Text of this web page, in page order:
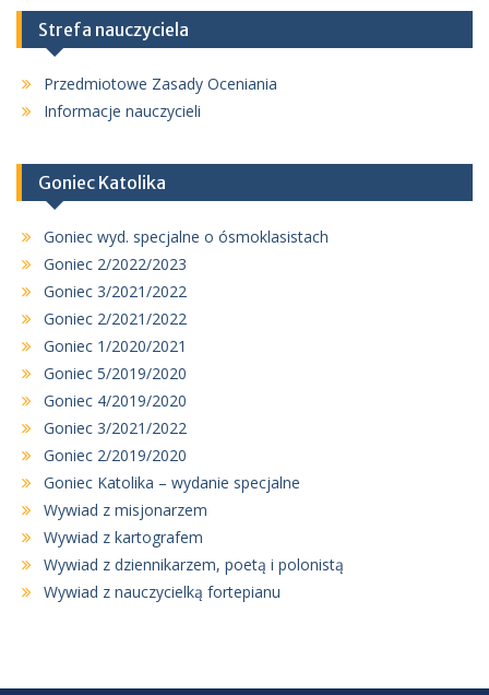
Strefa nauczyciela
Przedmiotowe Zasady Oceniania
Informacje nauczycieli
Goniec Katolika
Goniec wyd. specjalne o ósmoklasistach
Goniec 2/2022/2023
Goniec 3/2021/2022
Goniec 2/2021/2022
Goniec 1/2020/2021
Goniec 5/2019/2020
Goniec 4/2019/2020
Goniec 3/2021/2022
Goniec 2/2019/2020
Goniec Katolika – wydanie specjalne
Wywiad z misjonarzem
Wywiad z kartografem
Wywiad z dziennikarzem, poetą i polonistą
Wywiad z nauczycielką fortepianu